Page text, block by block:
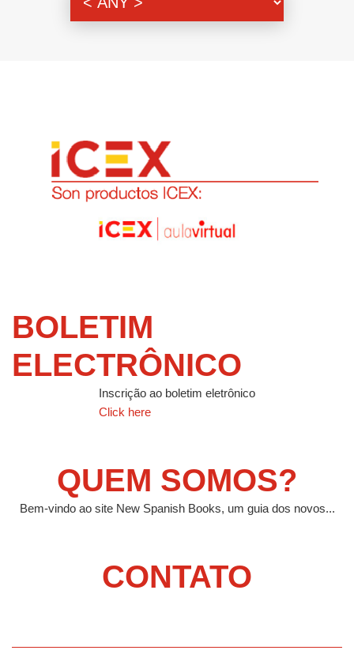
BOLETIM
ELECTRÔNICO
Inscrição ao boletim eletrônico
Click here
QUEM SOMOS?
Bem-vindo ao site New Spanish Books, um guia dos novos...
CONTATO